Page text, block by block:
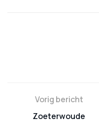
Vorig bericht
Zoeterwoude